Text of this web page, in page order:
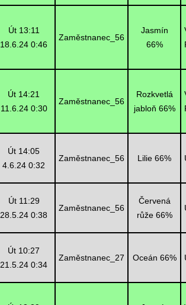
Út 13:11
18.6.24 0:46
Zaměstnanec_56
Jasmín
66%
Út 14:21
11.6.24 0:30
Zaměstnanec_56
Rozkvetlá
jabloň 66%
Út 14:05
4.6.24 0:32
Zaměstnanec_56 Lilie 66%
Út 11:29
28.5.24 0:38
Zaměstnanec_56
Červená
růže 66%
Út 10:27
21.5.24 0:34
Zaměstnanec_27 Oceán 66%